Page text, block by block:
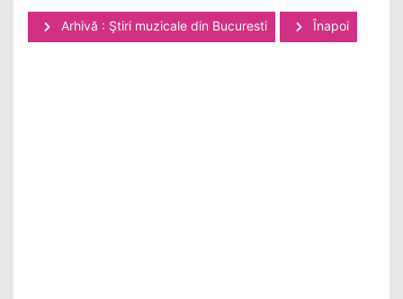
Arhivă : Ştiri muzicale din Bucuresti Înapoi